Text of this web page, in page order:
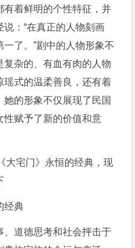
有着鲜明的个性特征，并
说：“在真正的人物刻画
一了。”剧中的人物形象不
复杂的、有血有肉的人物
瑶式的温柔善良，还有着
她的形象不仅展现了民国
性赋予了新的价值和意
经典
、道德思考和社会抨击于